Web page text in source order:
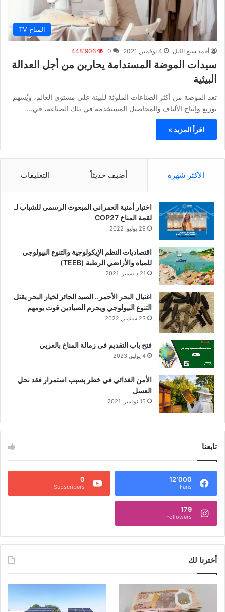
المناخ TV
أحمد سبع الليل 4 نوفمبر, 2021 0 448٬906
سيدات الموضة المستدامة يحاربن من أجل العدالة
البيئية
تعد الموضة من أكثر الصناعات الملوثة للبيئة على مستوي العالم، ويُسهم
توزيع وإنتاج الألياف والمحاصيل المستخدمة في تلك الصناعة، في…
اقرأ المزيد »
الأكثر شهرة أضيف حديثاً التعليقات
اختيار أمنية العمراني المبعوث الرسمي للشباب لـ
لقمة المناخ COP27
29 يوليو, 2022
اقتصاديات النظم الإيكولوجية والتنوع البيولوجي
للمياه والأراضي الرطبة (TEEB)
21 ديسمبر, 2021
اغتيال البحر الأحمر.. الصيد الجائر لخيار البحر يقتل
التنوع البيولوجي ويحرم الصيادين قوت يومهم
23 سبتمبر, 2022
فتح باب التقديم فى زمالة المناخ بالعربي
4 يوليو, 2023
الأمن الغذائى فى خطر بسبب استمرار فقد نحل
العسل
15 نوفمبر, 2021
تابعنا
12٬000
Fans
0
Subscribers
179
Followers
أخترنا لك